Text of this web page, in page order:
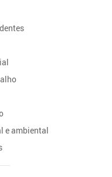
e ambiental